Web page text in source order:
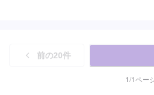
前の20件
1/1ペー